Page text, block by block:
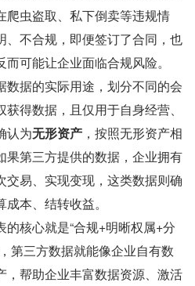
爬虫盗取、私下倒卖等违规情
、不合规，即便签订了合同，也
可能让企业面临合规风险。
数据的实际用途，划分不同的会
得数据，且仅用于自身经营、
认为无形资产 ，按照无形资产相
果第三方提供的数据，企业拥有
交易、实现变现，这类数据则确
本、结转收益。
核心就是“合规+明晰权属+分
第三方数据就能像企业自有数
，帮助企业丰富数据资源、激活